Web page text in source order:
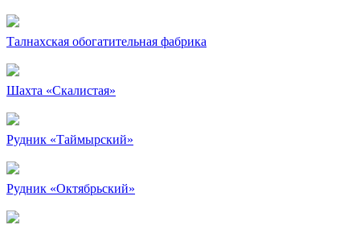
Талнахская обогатительная фабрика
Шахта «Скалистая»
Рудник «Таймырский»
Рудник «Октябрьский»